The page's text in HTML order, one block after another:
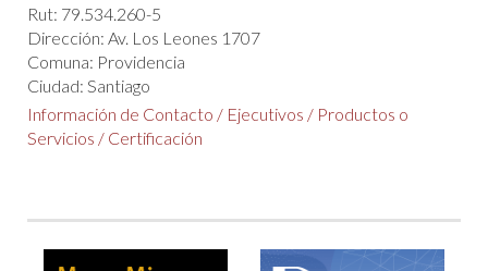
Rut: 79.534.260-5
Dirección: Av. Los Leones 1707
Comuna: Providencia
Ciudad: Santiago
Información de Contacto / Ejecutivos / Productos o
Servicios / Certificación